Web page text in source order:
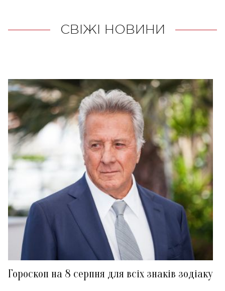
СВІЖІ НОВИНИ
Гороскоп на 8 серпня для всіх знаків зодіаку